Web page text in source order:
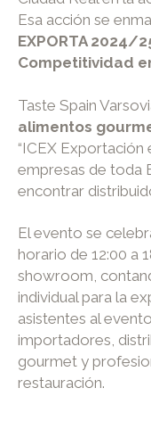
Esa acción se
EXPORTA 2024/
Competitividad
Taste Spain
alimentos
“ICEX Exportación
empresas de toda
encontrar
El evento se
horario de 12:00 a
showroom,
individual para la
asistentes al
importadores,
gourmet y
restauración.